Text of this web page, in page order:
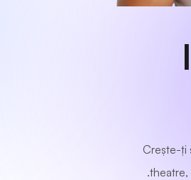
Crește-ți